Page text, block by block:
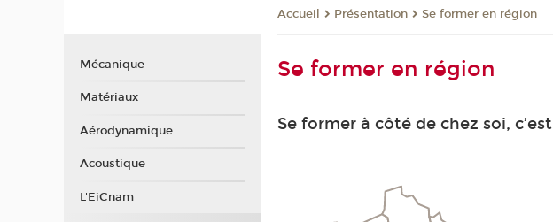
Accueil Présentation Se former en région
Se former en région
Se former à côté de chez soi,
Mécanique
Matériaux
Aérodynamique
Acoustique
L'EiCnam